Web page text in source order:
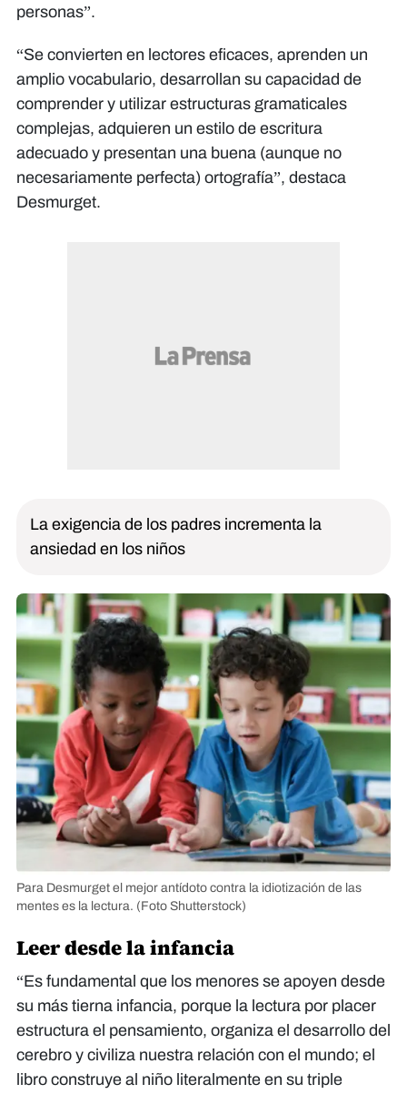
personas”.
“Se convierten en lectores eficaces, aprenden un
amplio vocabulario, desarrollan su capacidad de
comprender y utilizar estructuras gramaticales
complejas, adquieren un estilo de escritura
adecuado y presentan una buena (aunque no
necesariamente perfecta) ortografía”, destaca
Desmurget.
La exigencia de los padres incrementa la
ansiedad en los niños
Para Desmurget el mejor antídoto contra la idiotización de las
mentes es la lectura. (Foto Shutterstock)
Leer desde la infancia
“Es fundamental que los menores se apoyen desde
su más tierna infancia, porque la lectura por placer
estructura el pensamiento, organiza el desarrollo del
cerebro y civiliza nuestra relación con el mundo; el
libro construye al niño literalmente en su triple